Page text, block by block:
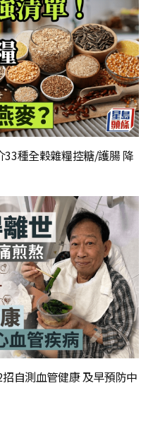
種全穀雜糧控糖/護腸 降
自測血管健康 及早預防中